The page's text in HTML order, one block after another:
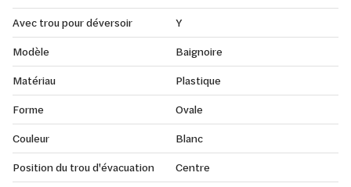
Avec trou pour déversoir
Y
Modèle
Baignoire
Matériau
Plastique
Forme
Ovale
Couleur
Blanc
Position du trou d'évacuation
Centre